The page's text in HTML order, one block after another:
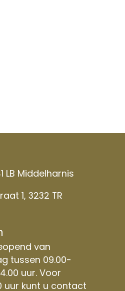
LB Middelharnis
1, 3232 TR
van
tussen 09.00-
uur. Voor
uur kunt u contact